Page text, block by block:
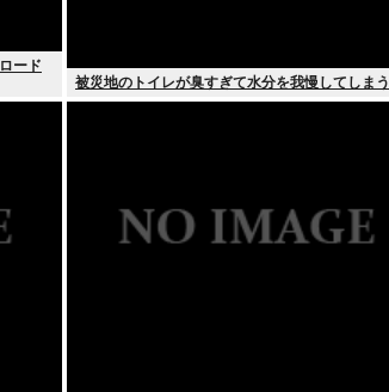
ード
被災地のトイレが臭すぎて水分を我慢してしまう